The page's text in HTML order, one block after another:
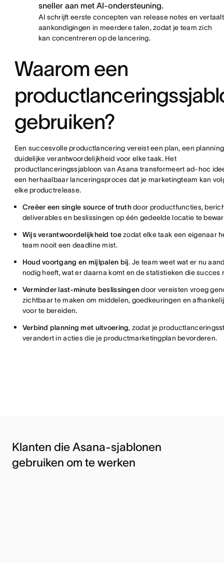
sneller aan met AI-ondersteuning.
AI schrijft eerste concepten van release notes en vertaalt
aankondigingen in meerdere talen, zodat je team zich
kan concentreren op de lancering.
Waarom een
gebruiken?
Een succesvolle productlancering vereist een plan, een
duidelijke verantwoordelijkheid voor elke taak. Het
productlanceringssjabloon van Asana transformeert ad-hoc
een herhaalbaar lanceringsproces dat je marketingteam kan
elke productrelease.
Creëer een single source of truthdoor productfuncties,
deliverables en beslissingen op één gedeelde locatie te
Wijs verantwoordelijkheid toezodat elke taak een eigenaar
team nooit een deadline mist.
Houd voortgang en mijlpalen bij. Je team weet wat er nu
nodig heeft, wat er daarna komt en de statistieken die succes
Verminder last-minute beslissingendoor vereisten vroeg
zichtbaar te maken om middelen, goedkeuringen en
voor te bereiden.
Verbind planning met uitvoering, zodat je
verandert in acties die je productmarketingplan bevorderen.
Klanten die Asana-sjablonen
gebruiken om te werken